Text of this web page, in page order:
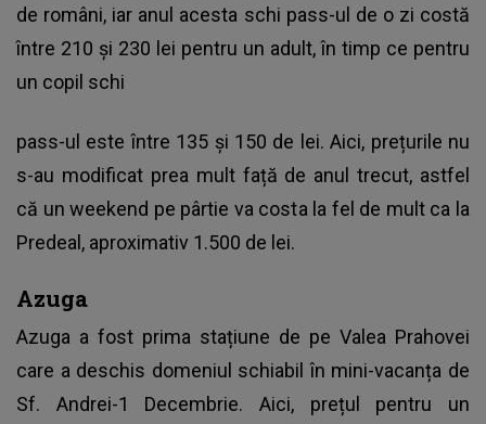
de români, iar anul acesta schi pass-ul de o zi costă
între 210 și 230 lei pentru un adult, în timp ce pentru
un copil schi
pass-ul este între 135 și 150 de lei. Aici, prețurile nu
s-au modificat prea mult față de anul trecut, astfel
că un weekend pe pârtie va costa la fel de mult ca la
Predeal, aproximativ 1.500 de lei.
Azuga
Azuga a fost prima stațiune de pe Valea Prahovei
care a deschis domeniul schiabil în mini-vacanța de
Sf. Andrei-1 Decembrie. Aici, prețul pentru un